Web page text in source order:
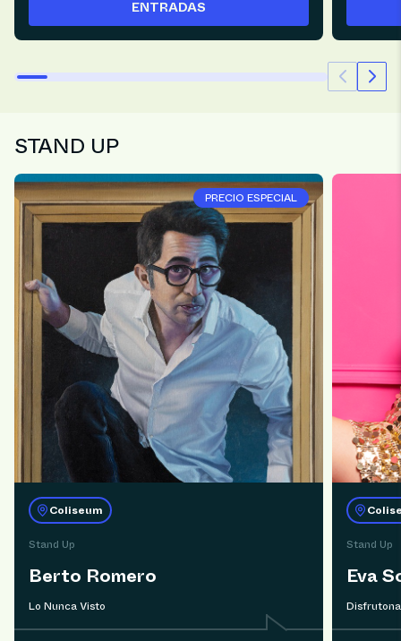
ENTRADAS
STAND UP
PRECIO ESPECIAL
Coliseum
Stand Up
Berto Romero
Lo Nunca Visto
Stand Up
Eva
Disfrutona